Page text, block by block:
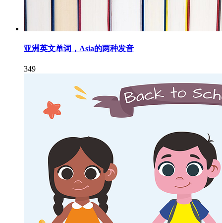
亚洲英文单词，Asia的两种发音
349